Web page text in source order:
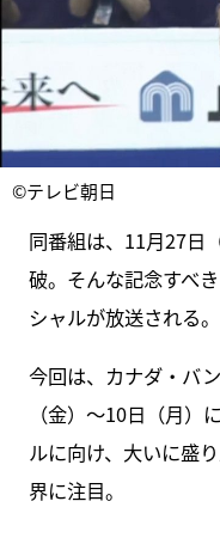
©テレビ朝日
同番組は、11月27日
破。そんな記念すべ
シャルが放送される。
今回は、カナダ・バ
（金）～10日（月）
ルに向け、大いに盛
界に注目。